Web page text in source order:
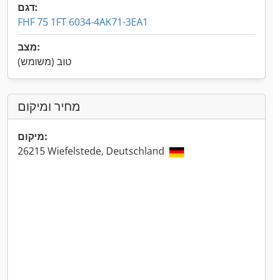
דגם:
FHF 75 1FT 6034-4AK71-3EA1
מצב:
טוב (משומש)
מחיר ומיקום
מיקום:
26215 Wiefelstede, Deutschland